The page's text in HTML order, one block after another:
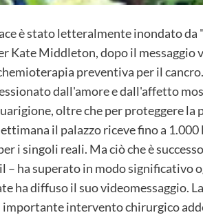
è stato letteralmente inondato
Kate Middleton, dopo il messaggio
preventiva per il
dall'amore e dall'affetto
oltre che per proteggere
il palazzo riceve fino a
i singoli reali. Ma ciò che è
– ha superato in modo significativo
ha diffuso il suo videomessaggio.
intervento chirurgico